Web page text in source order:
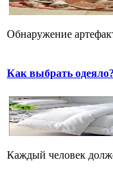
Обнаружение
Как выбрать одеяло?
Каждый человек